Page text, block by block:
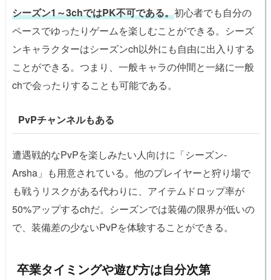
シーズン1～3chではPK不可である。初心者でも自分の
ペースでゆったりゲームを楽しむことができる。シーズ
ンキャラクターはシーズンch以外にも自由に出入りする
ことができる。つまり、一般キャラの仲間と一緒に一般
chで会ったりすることも可能である。
PvPチャンネルもある
遭遇戦的なPvPを楽しみたい人向けに「シーズン-
Arsha」も用意されている。他のプレイヤーと狩り場で
も戦うリスクがある代わりに、アイテムドロップ率が
50%アップするchだ。シーズンでは装備の限界が低いの
で、装備差の少ないPvPを体験することができる。
卒業タイミングや遊び方は自分次第